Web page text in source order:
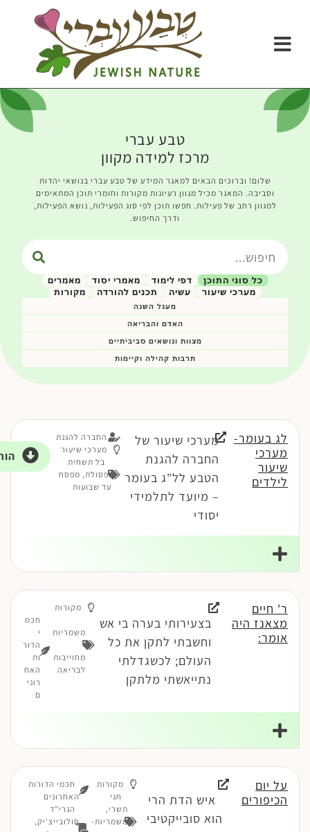
טבע עברי
מרכז למידה מקוון
שלום! וברוכים הבאים למאגר המידע של טבע עברי בנושאי יהדות
וסביבה. המאגר מכיל מגוון רעיונות מקורות וחומרי תוכן המתאימים
למגוון רחב של פעילות. חפשו תוכן לפי סוג הפעילות, נושא הפעילות,
ודרך החיפוש.
דפי לימוד מאמרי יסוד
מאמרים
מערכי שיעור
עשיה תכנים להורדה מקורות
כל סוגי התוכן
מעגל השנה
האדם והבריאה
מצוות ונושאים סביביתיים
תרבות קהילה וקיימות
לג בעומר-
מערכי
שיעור
לילדים
מערכי שיעור של
החברה להגנת
הטבע לל"ג בעומר
– מיועד לתלמידי
יסודי
החברה להגנת
מערכי שיעור
בל תשחית
ופסולת, מפסח
עד שבועות
ר' חיים
מצאנז היה
אומר:
בצעירותי בערה בי אש
וחשבתי לתקן את כל
העולם; לכשגדלתי
נתייאשתי מלתקן
מקורות
משמריות
-
מחוייבות
לבריאה
חכמ
י
הדור
ות
האח
רוני
ם
על יום
הכיפורים
איש הדת הרי
הוא סובייקטיבי
מקורות
חגי
תשרי,
משמריות-
חכמי הדורות
האחרונים
הגרי"ד
סולובייצ'יק,